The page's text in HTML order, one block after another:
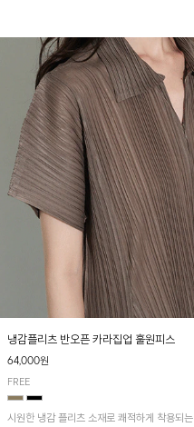
냉감플리츠 반오픈 카라집업 훌원피스
64,000원
FREE
시원한 냉감 플리츠 소재로 쾌적하게 착용되는